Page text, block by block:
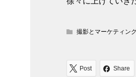
撮影とマーケティン
Post Share